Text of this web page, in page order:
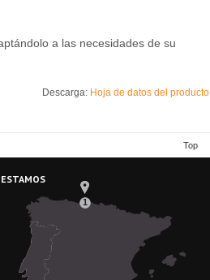
a las necesidades de su
Descarga: Hoja de datos del producto
Top
1